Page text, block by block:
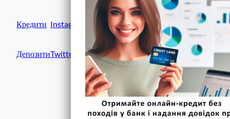
Кредити
Депозити
Instagram
Twitter
Фінанси IN UA
вулиця Хрещатик, 14
Київ, 01001